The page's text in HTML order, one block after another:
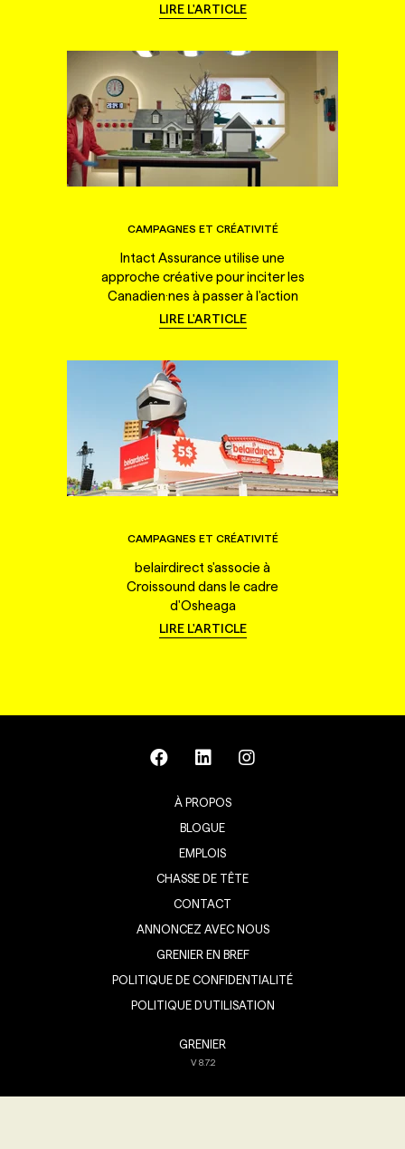
LIRE L'ARTICLE
CAMPAGNES ET CRÉATIVITÉ
Intact Assurance utilise une
approche créative pour inciter les
Canadien·nes à passer à l'action
LIRE L'ARTICLE
CAMPAGNES ET CRÉATIVITÉ
belairdirect s'associe à
Croissound dans le cadre
d'Osheaga
LIRE L'ARTICLE
À PROPOS
BLOGUE
EMPLOIS
CHASSE DE TÊTE
CONTACT
ANNONCEZ AVEC NOUS
GRENIER EN BREF
POLITIQUE DE CONFIDENTIALITÉ
POLITIQUE D’UTILISATION
GRENIER
V8.7.2